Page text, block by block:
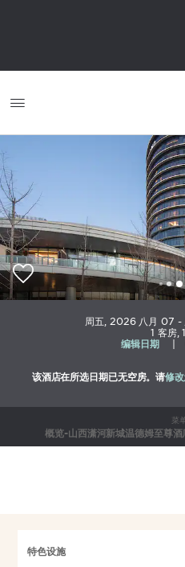
周五, 2026 八月 07
1 客房,1
编辑日期
该酒店在所选日期已无空房。请修
菜
概览-山西潇河新城温德姆至尊
Wyndham Grand Shanxi
特色设施